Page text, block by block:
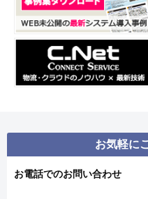
お気軽に
お電話でのお問い合わせ